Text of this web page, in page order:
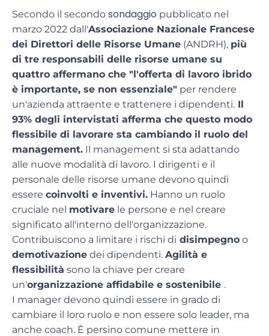
Secondo il secondo sondaggio pubblicato nel
marzo 2022 dall'Associazione Nazionale Francese
dei Direttori delle Risorse Umane (ANDRH), più
di tre responsabili delle risorse umane su
quattro affermano che "l'offerta di lavoro ibrido
è importante, se non essenziale" per rendere
un'azienda attraente e trattenere i dipendenti. Il
93% degli intervistati afferma che questo modo
flessibile di lavorare sta cambiando il ruolo del
management. Il management si sta adattando
alle nuove modalità di lavoro. I dirigenti e il
personale delle risorse umane devono quindi
essere coinvolti e inventivi. Hanno un ruolo
cruciale nel motivare le persone e nel creare
significato all'interno dell'organizzazione.
Contribuiscono a limitare i rischi di disimpegno o
demotivazione dei dipendenti. Agilità e
flessibilità sono la chiave per creare
un'organizzazione affidabile e sostenibile .
I manager devono quindi essere in grado di
cambiare il loro ruolo e non essere solo leader, ma
anche coach. È persino comune mettere in